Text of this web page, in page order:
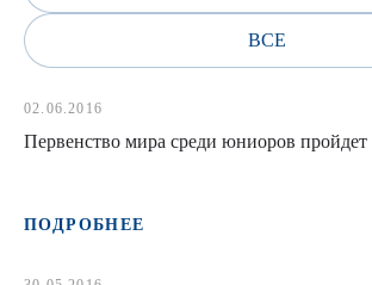
ВСЕ
02.06.2016
Первенство мира среди юниоров
ПОДРОБНЕЕ